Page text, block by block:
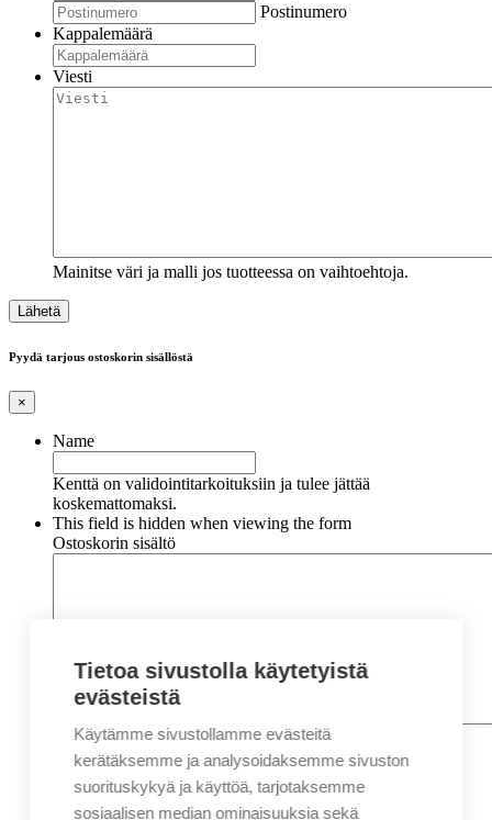
Postinumero
Kappalemäärä
Viesti
Mainitse väri ja malli jos tuotteessa on vaihtoehtoja.
Pyydä tarjous ostoskorin sisällöstä
×
Name
Kenttä on validointitarkoituksiin ja tulee jättää
koskemattomaksi.
This field is hidden when viewing the form
Ostoskorin sisältö
Nimi*
Etunimi
Sukunimi
Tietoa sivustolla käytetyistä
evästeistä
Käytämme sivustollamme evästeitä
kerätäksemme ja analysoidaksemme sivuston
suorituskykyä ja käyttöä, tarjotaksemme
sosiaalisen median ominaisuuksia sekä